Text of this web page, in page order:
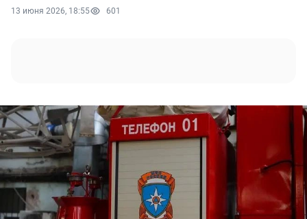
13 июня 2026, 18:55 601